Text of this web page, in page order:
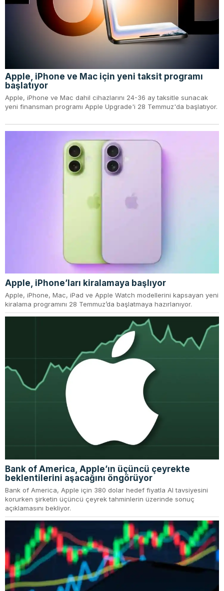
Apple, iPhone ve Mac için yeni taksit programı
başlatıyor
Apple, iPhone ve Mac dahil cihazlarını 24-36 ay taksitle sunacak
yeni finansman programı Apple Upgrade'i 28 Temmuz'da başlatıyor.
Apple, iPhone’ları kiralamaya başlıyor
Apple, iPhone, Mac, iPad ve Apple Watch modellerini kapsayan yeni
kiralama programını 28 Temmuz’da başlatmaya hazırlanıyor.
Bank of America, Apple’ın üçüncü çeyrekte
beklentilerini aşacağını öngörüyor
Bank of America, Apple için 380 dolar hedef fiyatla Al tavsiyesini
korurken şirketin üçüncü çeyrek tahminlerin üzerinde sonuç
açıklamasını bekliyor.